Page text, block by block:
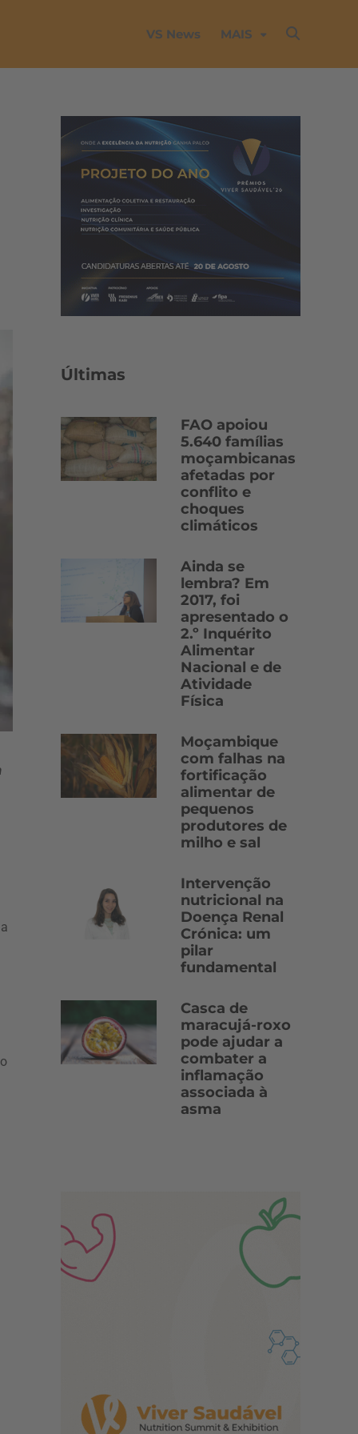
VS News MAIS
Últimas
FAO apoiou
5.640 famílias
moçambicanas
afetadas por
conflito e
choques
climáticos
Ainda se
lembra? Em
2017, foi
apresentado o
2.º Inquérito
Alimentar
Nacional e de
Atividade
Física
Moçambique
com falhas na
fortificação
alimentar de
pequenos
produtores de
milho e sal
Intervenção
nutricional na
Doença Renal
Crónica: um
pilar
fundamental
Casca de
maracujá-roxo
pode ajudar a
combater a
inflamação
associada à
asma